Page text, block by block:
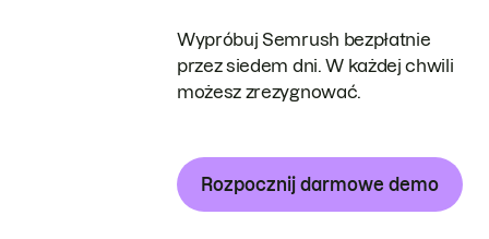
Wypróbuj Semrush bezpłatnie
przez siedem dni. W każdej chwili
możesz zrezygnować.
Rozpocznij darmowe demo